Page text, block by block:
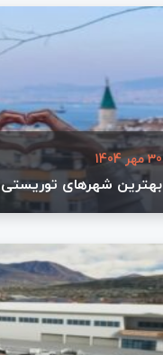
30 مهر 1404
بهترین شهرهای توریستی